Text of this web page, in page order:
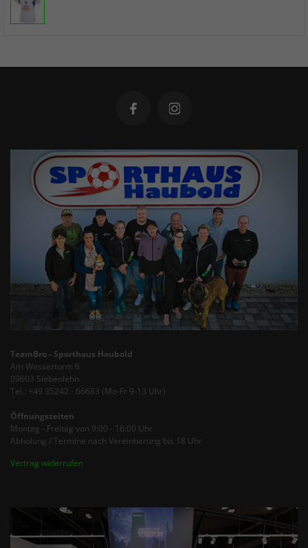
TeamBro - Sporthaus Haubold
Am Wasserturm 6
09603 Siebenlehn
Tel.: +49 35242 - 66683 (Mo-Fr 9-13 Uhr)
Öffnungszeiten
Montag - Freitag von 9:00 - 16:00 Uhr
Abholung / Termine nach Vereinbarung bis 18 Uhr
Vertrag widerrufen